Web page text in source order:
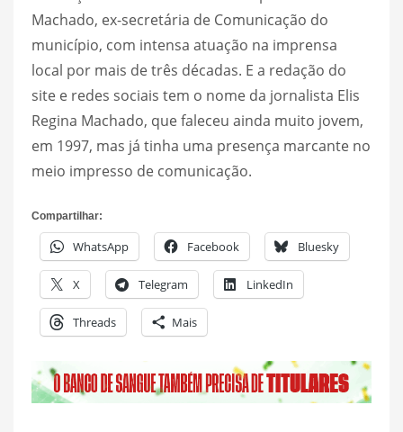
Machado, ex-secretária de Comunicação do
município, com intensa atuação na imprensa
local por mais de três décadas. E a redação do
site e redes sociais tem o nome da jornalista Elis
Regina Machado, que faleceu ainda muito jovem,
em 1997, mas já tinha uma presença marcante no
meio impresso de comunicação.
Compartilhar:
WhatsApp Facebook Bluesky
X Telegram LinkedIn
Threads Mais